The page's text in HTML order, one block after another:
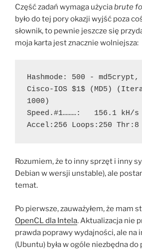
Część zadań wymaga użyciabrute
było do tej pory okazji wyjść poza
słownik, to pewnie jeszcze się
moja karta jest znacznie wolniejsza:
Hashmode: 500 -
Cisco-IOS $1$ (MD5)
1000)
Speed.#1………:   156.1 kH/s
Accel:256 Loops:250 Thr:8
Rozumiem, że to inny sprzęt i inny
Debian w wersji unstable), ale
temat.
Po pierwsze, zauważyłem, że mam
OpenCL dla Intela. Aktualizacja nie
prawda poprawy wydajności, ale na
(Ubuntu) była w ogóle niezbędna